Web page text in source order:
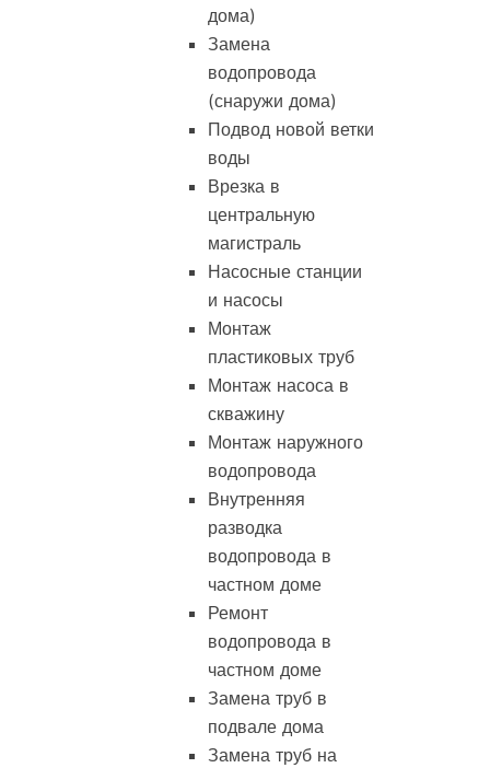
дома)
Замена
водопровода
(снаружи дома)
Подвод новой ветки
воды
Врезка в
центральную
магистраль
Насосные станции
и насосы
Монтаж
пластиковых труб
Монтаж насоса в
скважину
Монтаж наружного
водопровода
Внутренняя
разводка
водопровода в
частном доме
Ремонт
водопровода в
частном доме
Замена труб в
подвале дома
Замена труб на